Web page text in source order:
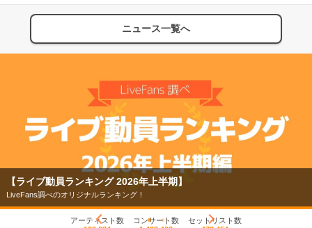
ニュース一覧へ
【ライブ動員ランキング 2026年上半期】
LiveFans調べのオリジナルランキング！
アーティスト数
コンサート数
セットリスト数